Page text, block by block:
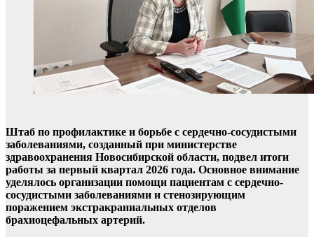
Штаб по профилактике и борьбе с сердечно-сосудистыми
заболеваниями, созданный при министерстве
здравоохранения Новосибирской области, подвел итоги
работы за первый квартал 2026 года. Основное внимание
уделялось организации помощи пациентам с сердечно-
сосудистыми заболеваниями и стенозирующим
поражением экстракраниальных отделов
брахиоцефальных артерий.